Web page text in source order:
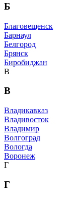
Б
Благовещенск
Барнаул
Белгород
Брянск
Биробиджан
В
В
Владикавказ
Владивосток
Владимир
Волгоград
Вологда
Воронеж
Г
Г